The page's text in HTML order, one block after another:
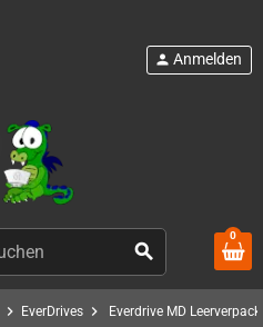
search
person Anmelden
0
chevron_right EverDrives chevron_right Everdrive MD